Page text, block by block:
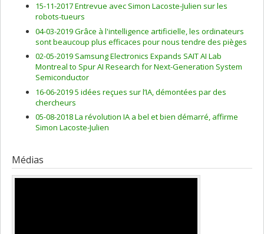
15-11-2017 Entrevue avec Simon Lacoste-Julien sur les
robots-tueurs
04-03-2019 Grâce à l'intelligence artificielle, les ordinateurs
sont beaucoup plus efficaces pour nous tendre des pièges
02-05-2019 Samsung Electronics Expands SAIT AI Lab
Montreal to Spur AI Research for Next-Generation System
Semiconductor
16-06-2019 5 idées reçues sur l’IA, démontées par des
chercheurs
05-08-2018 La révolution IA a bel et bien démarré, affirme
Simon Lacoste-Julien
Médias